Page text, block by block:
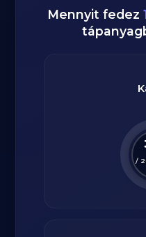
Mennyit fedez
/